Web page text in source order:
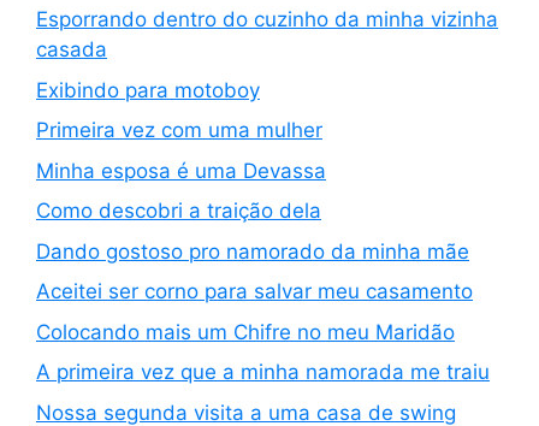
Esporrando dentro do cuzinho da minha vizinha
casada
Exibindo para motoboy
Primeira vez com uma mulher
Minha esposa é uma Devassa
Como descobri a traição dela
Dando gostoso pro namorado da minha mãe
Aceitei ser corno para salvar meu casamento
Colocando mais um Chifre no meu Maridão
A primeira vez que a minha namorada me traiu
Nossa segunda visita a uma casa de swing